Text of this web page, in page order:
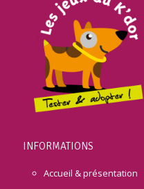
INFORMATIONS
Accueil & présentation